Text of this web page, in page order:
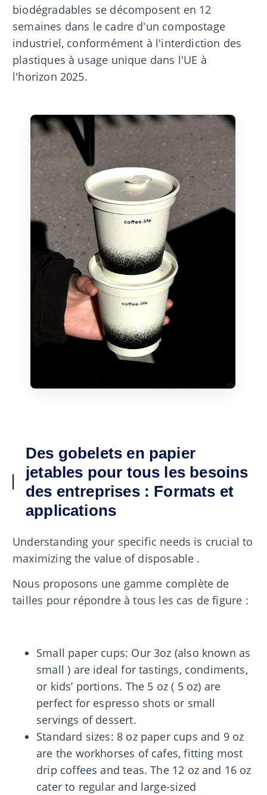
biodégradables se décomposent en 12
semaines dans le cadre d'un compostage
industriel, conformément à l'interdiction des
plastiques à usage unique dans l'UE à
l'horizon 2025.
Des gobelets en papier
jetables pour tous les besoins
des entreprises : Formats et
applications
Understanding your specific needs is crucial to
maximizing the value of disposable .
Nous proposons une gamme complète de
tailles pour répondre à tous les cas de figure :
Small paper cups: Our 3oz (also known as
small ) are ideal for tastings, condiments,
or kids’ portions. The 5 oz ( 5 oz) are
perfect for espresso shots or small
servings of dessert.
Standard sizes: 8 oz paper cups and 9 oz
are the workhorses of cafes, fitting most
drip coffees and teas. The 12 oz and 16 oz
cater to regular and large-sized